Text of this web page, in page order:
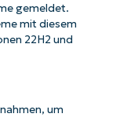
gemeldet.
mit diesem
22H2 und
um